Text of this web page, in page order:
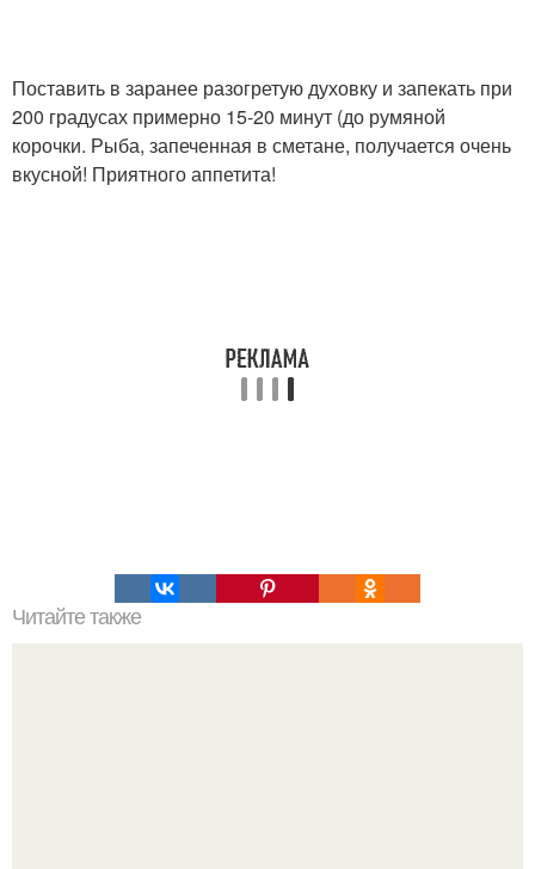
Поставить в заранее разогретую духовку и запекать при
200 градусах примерно 15-20 минут (до румяной
корочки. Рыба, запеченная в сметане, получается очень
вкусной! Приятного аппетита!
Читайте также